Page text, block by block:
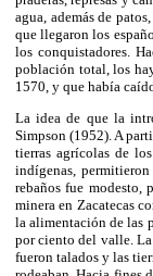
agua, además de
que llegaron los
los conquistadores.
población total, los
1570, y que había
La idea de que la
Simpson (1952). A
tierras agrícolas de
indígenas,
rebaños fue modesto,
minera en Zacatecas
la alimentación de las
por ciento del valle.
fueron talados y las